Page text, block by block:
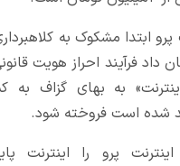
ابتدا مشکوک به
داد فرآیند احراز هویت
به بهای گزاف به
شده است فروخته شود.
پرو را اینترنت